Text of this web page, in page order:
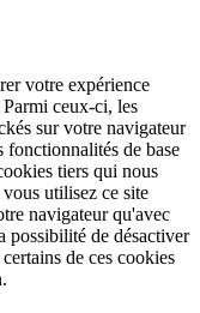
votre expérience
ceux-ci, les
sur votre navigateur
fonctionnalités de base
tiers qui nous
utilisez ce site
navigateur qu'avec
possibilité de désactiver
de ces cookies